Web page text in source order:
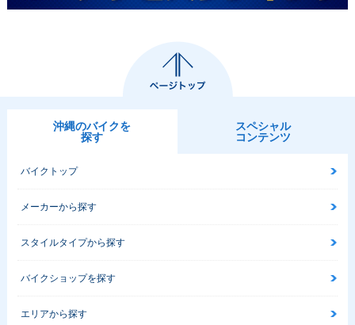
沖縄のバイクを
探す
スペシャル
コンテンツ
バイクトップ
メーカーから探す
スタイルタイプから探す
バイクショップを探す
エリアから探す